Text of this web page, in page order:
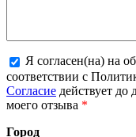
Более подробная
Я согласен(на) на
соответствии с
Согласие действует до
моего отзыва *
Город